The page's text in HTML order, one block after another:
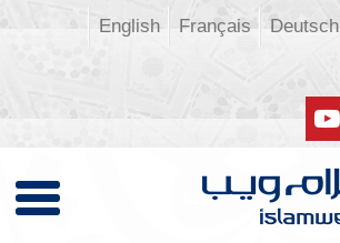
Deutsch
Français
English